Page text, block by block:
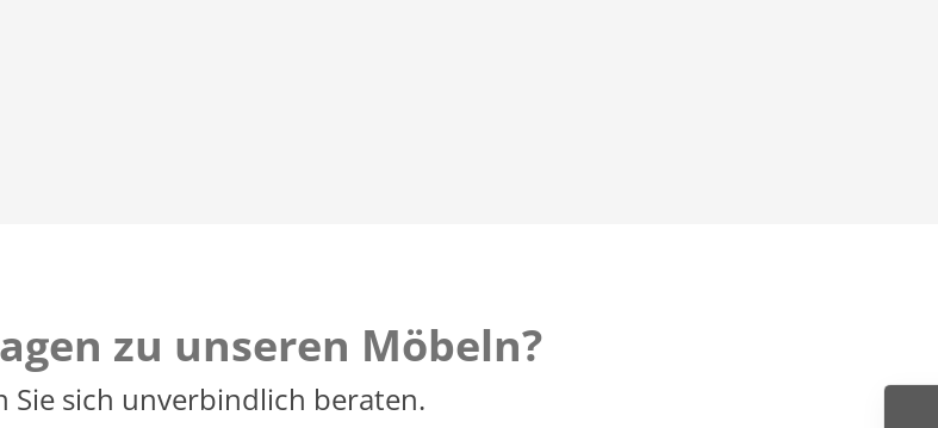
zu unseren Möbeln?
Sie sich unverbindlich beraten.